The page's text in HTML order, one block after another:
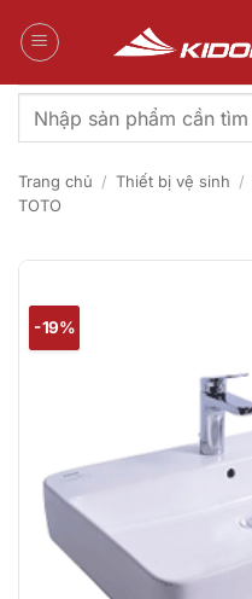
qua
Tìm
kiếm:
Trang chủ / Thiết bị vệ sinh /
TOTO
-19%